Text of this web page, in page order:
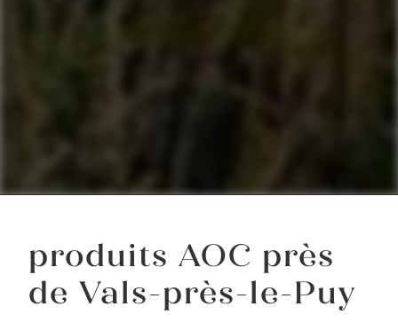
produits AOC près
de Vals-près-le-Puy